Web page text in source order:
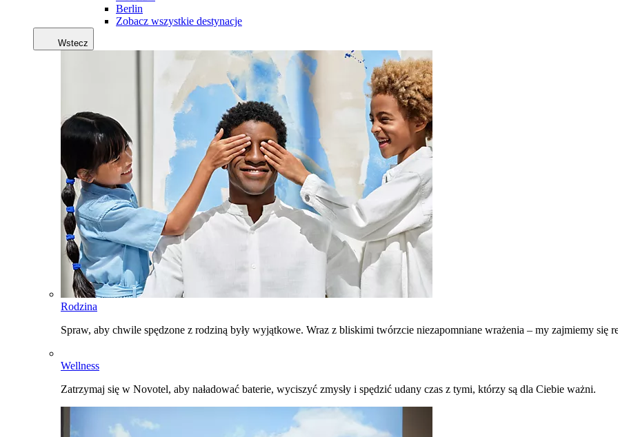
Berlin
Zobacz wszystkie destynacje
Wstecz
Rodzina
Spraw, aby chwile spędzone z rodziną były wyjątkowe. Wraz z bliskimi twórzcie niezapomniane wrażenia – my zajmiemy się
Wellness
Zatrzymaj się w Novotel, aby naładować baterie, wyciszyć zmysły i spędzić udany czas z tymi, którzy są dla Ciebie ważni.